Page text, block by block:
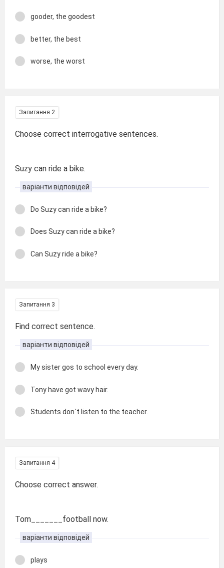
gooder, the goodest
better, the best
worse, the worst
Запитання 2
Choose correct interrogative sentences.
Suzy can ride a bike.
варіанти відповідей
Do Suzy can ride a bike?
Does Suzy can ride a bike?
Can Suzy ride a bike?
Запитання 3
Find correct sentence.
варіанти відповідей
My sister gos to school every day.
Tony have got wavy hair.
Students don`t listen to the teacher.
Запитання 4
Choose correct answer.
Tom_______football now.
варіанти відповідей
plays